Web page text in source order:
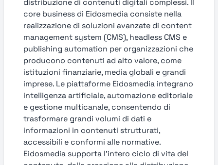
distribuzione di contenuti digitali complessi. Il
core business di Eidosmedia consiste nella
realizzazione di soluzioni avanzate di content
management system (CMS), headless CMS e
publishing automation per organizzazioni che
producono contenuti ad alto valore, come
istituzioni finanziarie, media globali e grandi
imprese. Le piattaforme Eidosmedia integrano
intelligenza artificiale, automazione editoriale
e gestione multicanale, consentendo di
trasformare grandi volumi di dati e
informazioni in contenuti strutturati,
accessibili e conformi alle normative.
Eidosmedia supporta l’intero ciclo di vita del